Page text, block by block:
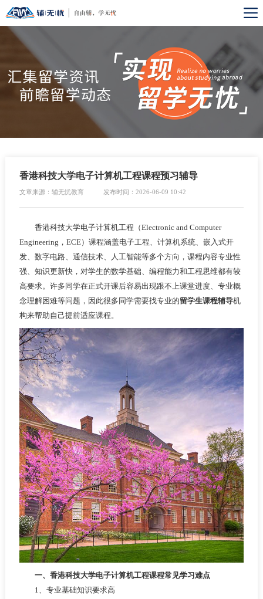
香港科技大学电子计算机工程课程预习辅导
文章来源：辅无忧教育 发布时间：2026-06-09 10:42
香港科技大学电子计算机工程（Electronic and Computer
Engineering，ECE）课程涵盖电子工程、计算机系统、嵌入式开
发、数字电路、通信技术、人工智能等多个方向，课程内容专业性
强、知识更新快，对学生的数学基础、编程能力和工程思维都有较
高要求。许多同学在正式开课后容易出现跟不上课堂进度、专业概
念理解困难等问题，因此很多同学需要找专业的留学生课程辅导机
构来帮助自己提前适应课程。
一、香港科技大学电子计算机工程课程常见学习难点
1、专业基础知识要求高